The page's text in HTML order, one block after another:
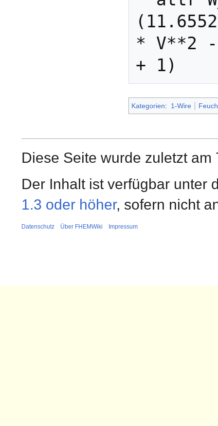
* V**2
Kategorien: 1-Wire
Diese Seite wurde zuletzt
Der Inhalt ist verfügbar unter
1.3 oder höher, sofern nicht
Datenschutz Über FHEMWiki Impressum